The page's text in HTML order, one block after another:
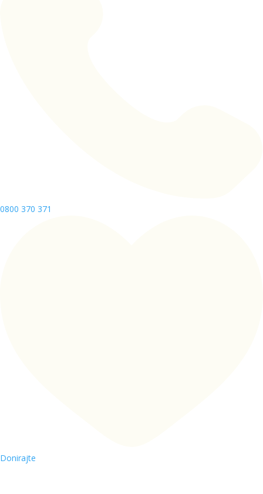
0800 370 371
Donirajte